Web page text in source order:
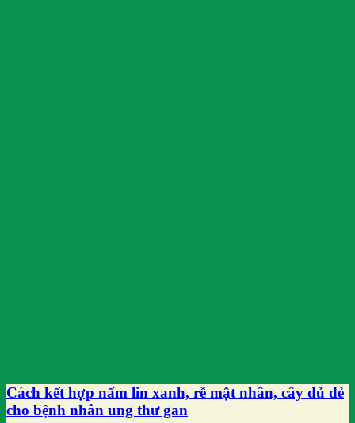
Cách kết hợp nấm lin xanh, rễ mật nhân, cây dủ dẻ
cho bệnh nhân ung thư gan